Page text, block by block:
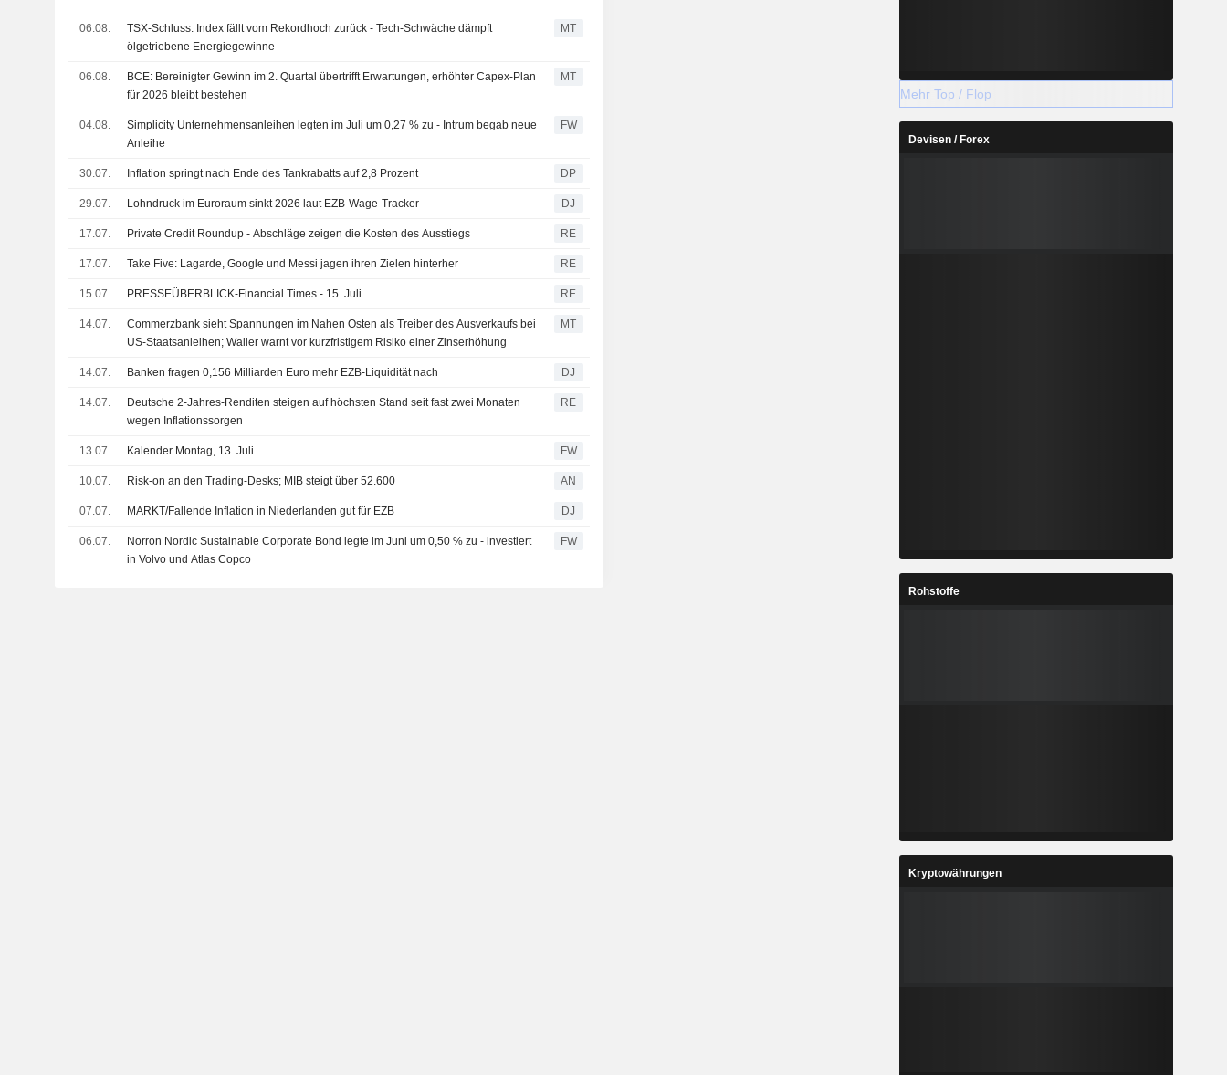
06.08.
TSX-Schluss: Index fällt vom Rekordhoch zurück - Tech-Schwäche dämpft
ölgetriebene Energiegewinne
MT
06.08.
BCE: Bereinigter Gewinn im 2. Quartal übertrifft Erwartungen, erhöhter Capex-Plan
für 2026 bleibt bestehen
MT
04.08.
Simplicity Unternehmensanleihen legten im Juli um 0,27 % zu - Intrum begab neue
Anleihe
FW
30.07. Inflation springt nach Ende des Tankrabatts auf 2,8 Prozent DP
29.07. Lohndruck im Euroraum sinkt 2026 laut EZB-Wage-Tracker DJ
17.07. Private Credit Roundup - Abschläge zeigen die Kosten des Ausstiegs RE
17.07. Take Five: Lagarde, Google und Messi jagen ihren Zielen hinterher RE
15.07. PRESSEÜBERBLICK-Financial Times - 15. Juli RE
14.07.
Commerzbank sieht Spannungen im Nahen Osten als Treiber des Ausverkaufs bei
US-Staatsanleihen; Waller warnt vor kurzfristigem Risiko einer Zinserhöhung
MT
14.07. Banken fragen 0,156 Milliarden Euro mehr EZB-Liquidität nach DJ
14.07.
Deutsche 2-Jahres-Renditen steigen auf höchsten Stand seit fast zwei Monaten
wegen Inflationssorgen
RE
13.07. Kalender Montag, 13. Juli FW
10.07. Risk-on an den Trading-Desks; MIB steigt über 52.600 AN
07.07. MARKT/Fallende Inflation in Niederlanden gut für EZB DJ
06.07.
Norron Nordic Sustainable Corporate Bond legte im Juni um 0,50 % zu - investiert
in Volvo und Atlas Copco
FW
Mehr Top / Flop
Devisen / Forex
Rohstoffe
Kryptowährungen